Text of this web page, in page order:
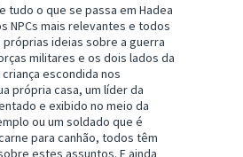
tudo o que se passa em Hadea
NPCs mais relevantes e todos
próprias ideias sobre a guerra
militares e os dois lados da
escondida nos
própria casa, um líder da
e exibido no meio da
ou um soldado que é
para canhão, todos têm
estes assuntos. E ainda